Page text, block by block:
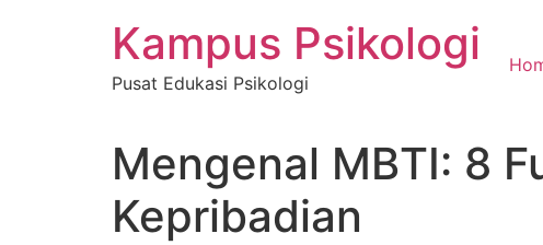
Kampus Psikologi
Pusat Edukasi Psikologi
Mengenal MBTI: 8
Kepribadian